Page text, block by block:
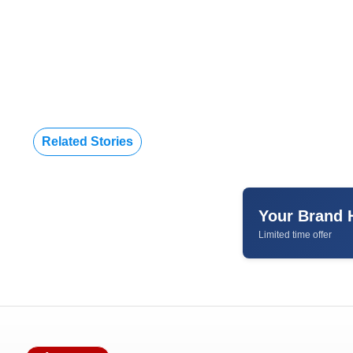
Related Stories
Your Brand
Limited time offer